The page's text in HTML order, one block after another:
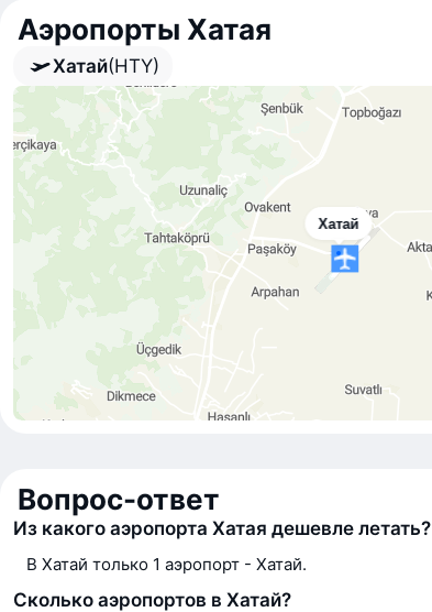
Аэропорты Хатая
Хатай(HTY)
Хатай
Вопрос-ответ
Из какого аэропорта Хатая дешевле летать?
В Хатай только 1 аэропорт - Хатай.
Сколько аэропортов в Хатай?